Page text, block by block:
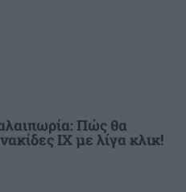
γιοτ
για ναρκωτικά –
κιλό κάνναβης
Πώς θα
ΙΧ με λίγα κλικ!